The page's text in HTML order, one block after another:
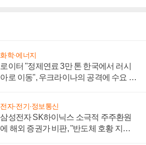
화학·에너지
로이터 "정제연료 3만 톤 한국에서 러시
아로 이동", 우크라이나의 공격에 수요 늘
전자·전기·정보통신
삼성전자 SK하이닉스 소극적 주주환원
에 해외 증권가 비판, "반도체 호황 지속